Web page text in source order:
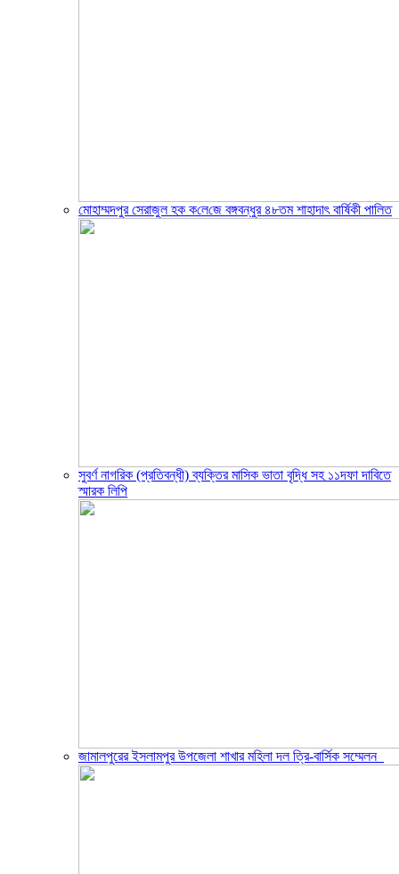
মোহাম্মদপুর সেরাজুল হক ক‌লে‌জে বঙ্গবন্ধুর ৪৮তম শাহাদাৎ বা‌র্ষিকী পা‌লিত
সুবর্ণ নাগরিক (প্রতিবন্ধী) ব্যক্তির মাসিক ভাতা বৃদ্ধি সহ ১১দফা দাবিতে
স্মারক লিপি
জামালপুরের ইসলামপুর উপজেলা শাখার মহিলা দল ত্রি-বার্সিক সম্মেলন